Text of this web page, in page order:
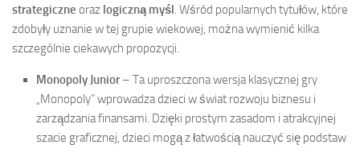
strategiczne oraz logiczną myśl. Wśród popularnych tytułów, które
zdobyły uznanie w tej grupie wiekowej, można wymienić kilka
szczególnie ciekawych propozycji.
Monopoly Junior– Ta uproszczona wersja klasycznej gry
„Monopoly” wprowadza dzieci w świat rozwoju biznesu i
zarządzania finansami. Dzięki prostym zasadom i atrakcyjnej
szacie graficznej, dzieci mogą z łatwością nauczyć się podstaw